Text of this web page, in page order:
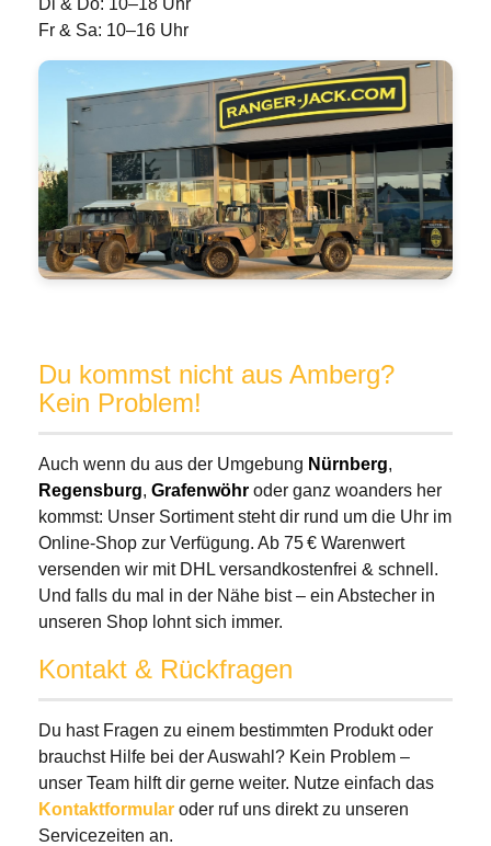
Fr & Sa: 10–16 Uhr
Du kommst nicht aus Amberg?
Kein Problem!
Auch wenn du aus der Umgebung Nürnberg,
Regensburg, Grafenwöhr oder ganz woanders her
kommst: Unser Sortiment steht dir rund um die Uhr im
Online-Shop zur Verfügung. Ab 75 € Warenwert
versenden wir mit DHL versandkostenfrei & schnell.
Und falls du mal in der Nähe bist – ein Abstecher in
unseren Shop lohnt sich immer.
Kontakt & Rückfragen
Du hast Fragen zu einem bestimmten Produkt oder
brauchst Hilfe bei der Auswahl? Kein Problem –
unser Team hilft dir gerne weiter. Nutze einfach das
Kontaktformular oder ruf uns direkt zu unseren
Servicezeiten an.